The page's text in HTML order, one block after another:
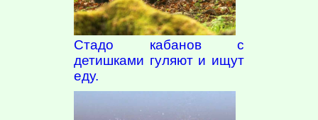
Стадо кабанов с
детишками гуляют и ищут
еду.